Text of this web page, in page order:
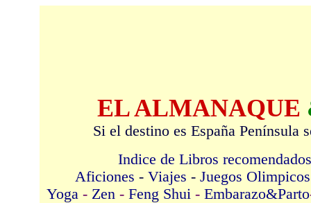
EL ALMANAQUE
Si el destino es España Península
Indice de Libros recomendados
Aficiones - Viajes - Juegos Olimpicos
Yoga - Zen - Feng Shui - Embarazo&Parto